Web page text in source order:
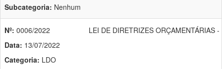
Subcategoria: Nenhum
Nº: 0006/2022
Data: 13/07/2022
Categoria: LDO
LEI DE DIRETRIZES ORÇAMENTÁRIAS